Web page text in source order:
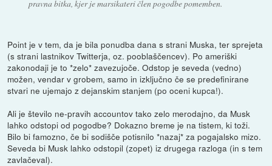
pravna bitka, kjer je marsikateri člen pogodbe pomemben.
Point je v tem, da je bila ponudba dana s strani Muska, ter sprejeta
(s strani lastnikov Twitterja, oz. pooblaščencev). Po ameriški
zakonodaji je to *zelo* zavezujoče. Odstop je seveda (vedno)
možen, vendar v grobem, samo in izključno če se predefinirane
stvari ne ujemajo z dejanskim stanjem (po oceni kupca!).
Ali je število ne-pravih accountov tako zelo merodajno, da Musk
lahko odstopi od pogodbe? Dokazno breme je na tistem, ki toži.
Bilo bi famozno, če bi sodišče potisnilo *nazaj* za pogajalsko mizo.
Seveda bi Musk lahko odstopil (zopet) iz drugega razloga (in s tem
zavlačeval).